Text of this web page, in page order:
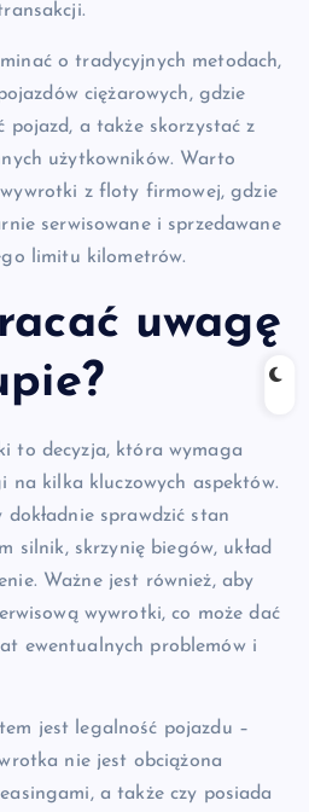
o tradycyjnych metodach,
ciężarowych, gdzie
pojazd, a także skorzystać z
użytkowników. Warto
z floty firmowej, gdzie
serwisowane i sprzedawane
limitu kilometrów.
uwagę
to decyzja, która wymaga
na kilka kluczowych aspektów.
dokładnie sprawdzić stan
silnik, skrzynię biegów, układ
Ważne jest również, aby
wywrotki, co może dać
ewentualnych problemów i
jest legalność pojazdu –
nie jest obciążona
a także czy posiada